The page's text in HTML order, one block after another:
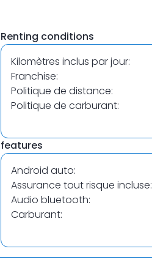
of
1
Renting conditions
Kilomètres inclus par jour:
Franchise:
Politique de distance:
Politique de carburant:
features
Android auto:
Assurance tout risque incluse:
Audio bluetooth:
Carburant: